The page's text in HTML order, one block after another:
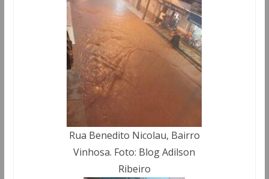
Rua Benedito Nicolau, Bairro
Vinhosa. Foto: Blog Adilson
Ribeiro